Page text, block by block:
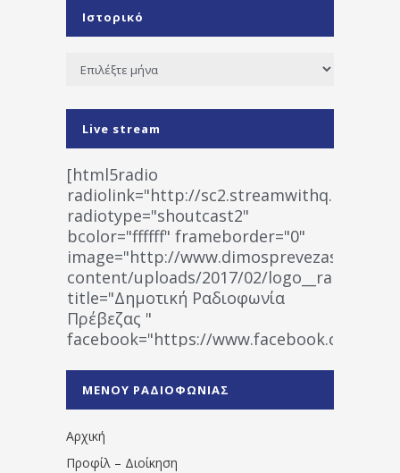
Ιστορικό
Ιστορικό
Live stream
[html5radio
radiolink="http://
radiotype="shoutcast2"
bcolor="ffffff" frameborder="0"
image="http://www.dimosprevezas.gr/wp-
content/uploads/2017/02/
title="Δημοτική Ραδιοφωνία
Πρέβεζας "
facebook="https://www.facebook.com/
1531194763766854/" artist="" ]
ΜΕΝΟΥ ΡΑΔΙΟΦΩΝΙΑΣ
Αρχική
Προφίλ – Διοίκηση